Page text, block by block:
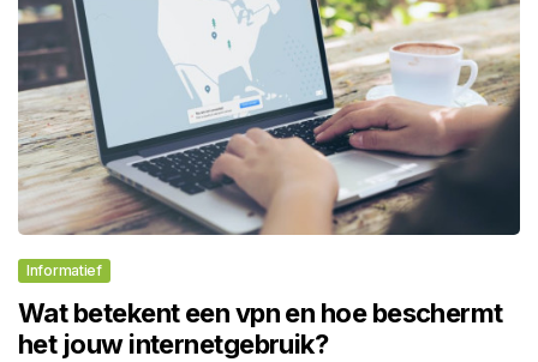
Informatief
Wat betekent een vpn en hoe beschermt
het jouw internetgebruik?